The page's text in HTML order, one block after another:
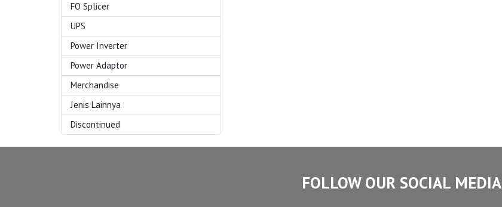
FO Splicer
UPS
Power Inverter
Power Adaptor
Merchandise
Jenis Lainnya
Discontinued
FOLLOW OUR SOCIAL MEDIA